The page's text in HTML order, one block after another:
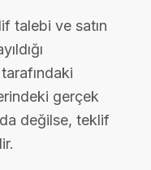
talebi ve satın
gerçek
değilse, teklif